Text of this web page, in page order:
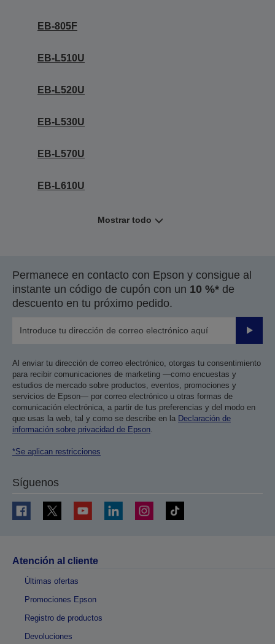
EB-805F
EB-L510U
EB-L520U
EB-L530U
EB-L570U
EB-L610U
Mostrar todo
Permanece en contacto con Epson y consigue al
instante un código de cupón con un 10 %* de
descuento en tu próximo pedido.
Enviar
Al enviar tu dirección de correo electrónico, otorgas tu consentimiento
para recibir comunicaciones de marketing —como encuestas y
estudios de mercado sobre productos, eventos, promociones y
servicios de Epson— por correo electrónico u otras formas de
comunicación electrónica, a partir de tus preferencias y del modo en
que usas la web, tal y como se describe en la Declaración de
información sobre privacidad de Epson.
*Se aplican restricciones
Síguenos
Atención al cliente
Últimas ofertas
Promociones Epson
Registro de productos
Devoluciones